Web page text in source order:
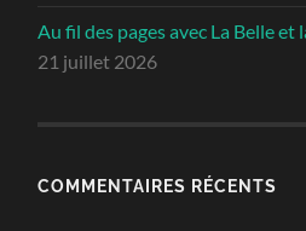
Au fil des pages avec La Belle et
21 juillet 2026
COMMENTAIRES RÉCENTS